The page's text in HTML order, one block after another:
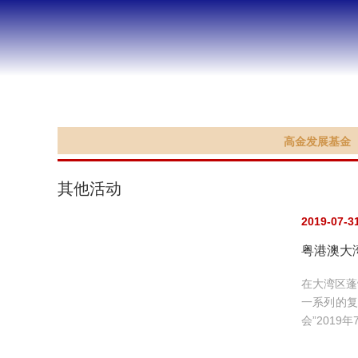
高金发展基金
其他活动
2019-07-
粤港澳大
在大湾区
一系列的
会”2019年